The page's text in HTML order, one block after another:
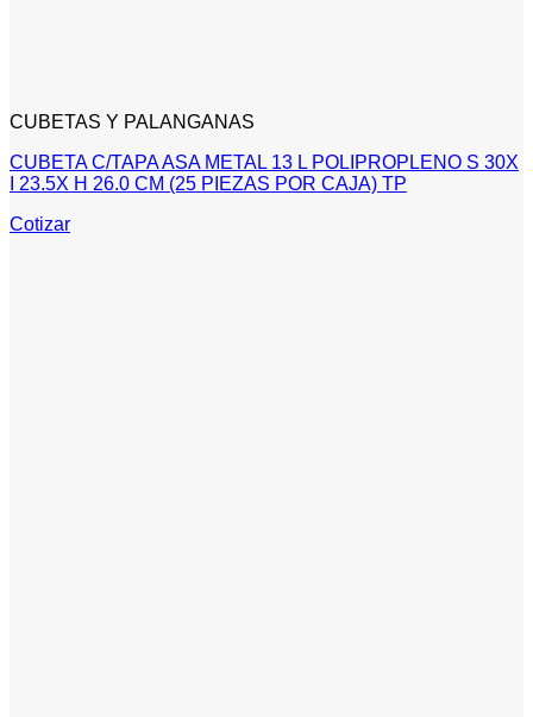
CUBETAS Y PALANGANAS
CUBETA C/TAPA ASA METAL 13 L POLIPROPLENO S 30X
I 23.5X H 26.0 CM (25 PIEZAS POR CAJA) TP
Cotizar